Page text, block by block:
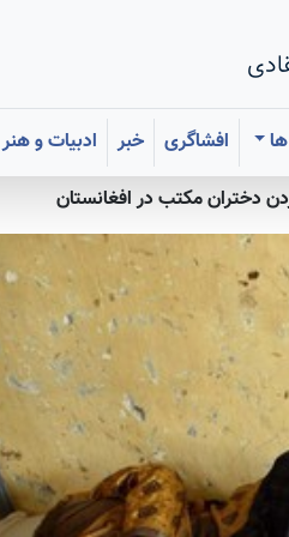
افشاگری خبر ادبیات و هنر
دختران مکتب در افغانستان